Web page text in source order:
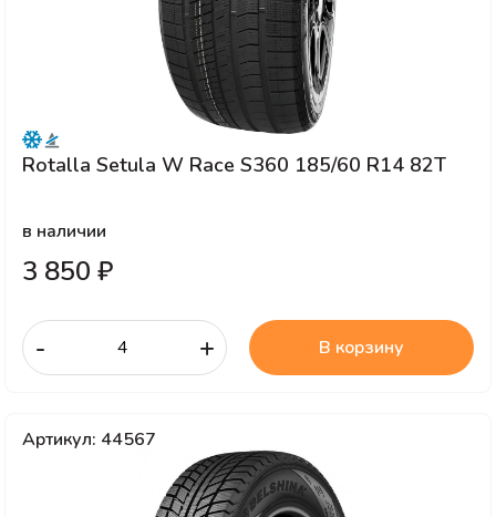
Rotalla Setula W Race S360 185/60 R14 82T
в наличии
3 850 ₽
- + В корзину
Артикул: 44567